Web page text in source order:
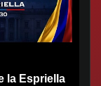
la Espriella